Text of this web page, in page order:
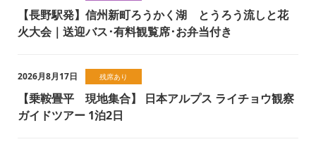
【長野駅発】信州新町ろうかく湖 とうろう流しと花
火大会｜送迎バス･有料観覧席･お弁当付き
2026月8月17日 残席あり
【乗鞍畳平 現地集合】 日本アルプス ライチョウ観察
ガイドツアー 1泊2日